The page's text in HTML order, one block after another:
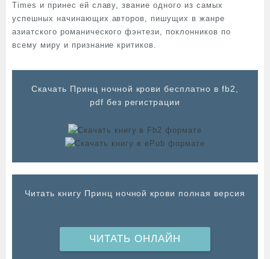
Times и принес ей славу, звание одного из самых
успешных начинающих авторов, пишущих в жанре
азиатского романического фэнтези, поклонников по
всему миру и признание критиков.
Cкачать Принц ночной крови бесплатно в fb2,
pdf без регистрации
Читать книгу Принц ночной крови полная версия
ЧИТАТЬ ОНЛАЙН